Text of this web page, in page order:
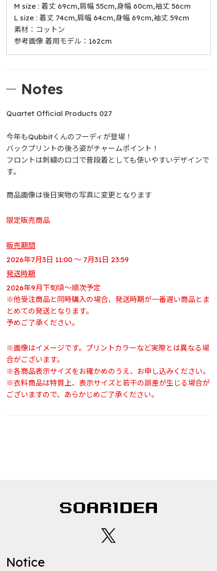
M size : 着丈 69cm,肩幅 55cm,身幅 60cm,袖丈 56cm
L size : 着丈 74cm,肩幅 64cm,身幅 69cm,袖丈 59cm
素材：コットン
参考画像 着用モデル：162cm
Notes
Quartet Official Products 027
今年もQubbitくんのフーディが登場！
バックプリントの後ろ姿がチャームポイント！
フロントは刺繍のロゴで普段着としても使いやすいデザインで
す。
商品画像は後日実物の写真に変更となります
限定販売商品
販売期間
2026年7月3日 11:00 ～ 7月31日 23:59
発送時期
2026年9月下旬頃～順次予定
※他受注商品と同時購入の場合、発送時期が一番遅い商品とま
とめての発送となります。
予めご了承ください。
※画像はイメージです。プリントカラーなど実際とは異なる場
合がございます。
※各商品表示サイズをお確かめのうえ、お申し込みください。
※衣料商品は特質上、表示サイズと若干の誤差が生じる場合が
ございますので、あらかじめご了承ください。
Notice